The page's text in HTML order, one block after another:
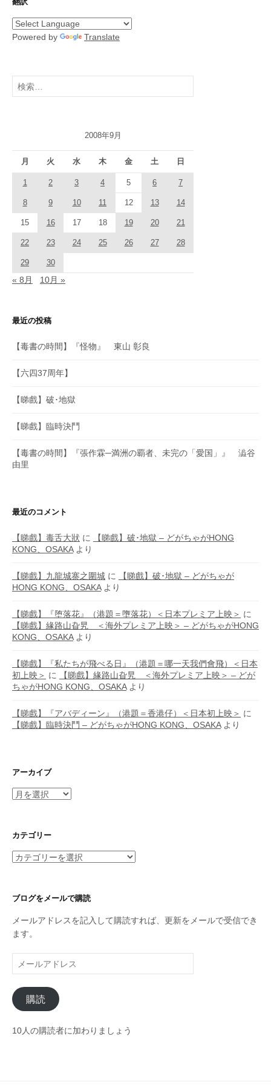
Powered by Translate
検
索:
2008年9月
月 火 水 木 金 土 日
1 2 3 4 5 6 7
8 9 10 11 12 13 14
15 16 17 18 19 20 21
22 23 24 25 26 27 28
29 30
« 8月 10月 »
最近の投稿
【毒書の時間】『怪物』 東山 彰良
【六四37周年】
【睇戲】破･地獄
【睇戲】臨時決鬥
【毒書の時間】『張作霖─満洲の覇者、未完の「愛国」』 澁谷
由里
最近のコメント
【睇戲】毒舌大狀 に
【睇戲】破･地獄 – どがちゃがHONG
KONG、OSAKAより
【睇戲】九龍城寨之圍城 に
【睇戲】破･地獄 – どがちゃが
HONG KONG、OSAKAより
【睇戲】『堕落花』（港題＝墮落花）＜日本プレミア上映＞ に
【睇戲】緣路山旮旯 ＜海外プレミア上映＞ – どがちゃがHONG
KONG、OSAKAより
【睇戲】『私たちが飛べる日』（港題＝哪一天我們會飛）＜日本
初上映＞ に
【睇戲】緣路山旮旯 ＜海外プレミア上映＞ – どが
ちゃがHONG KONG、OSAKAより
【睇戲】『アバディーン』（港題＝香港仔）＜日本初上映＞ に
【睇戲】臨時決鬥 – どがちゃがHONG KONG、OSAKAより
アーカイブ
ア
イ
カテゴリー
カ
リ
ブログをメールで購読
メールアドレスを記入して購読すれば、更新をメールで受信でき
ます。
ー
ル
ア
ド
レ
購読
10人の購読者に加わりましょう